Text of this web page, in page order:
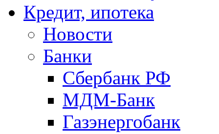
Кредит, ипотека
Новости
Банки
Сбербанк РФ
МДМ-Банк
Газэнергобанк